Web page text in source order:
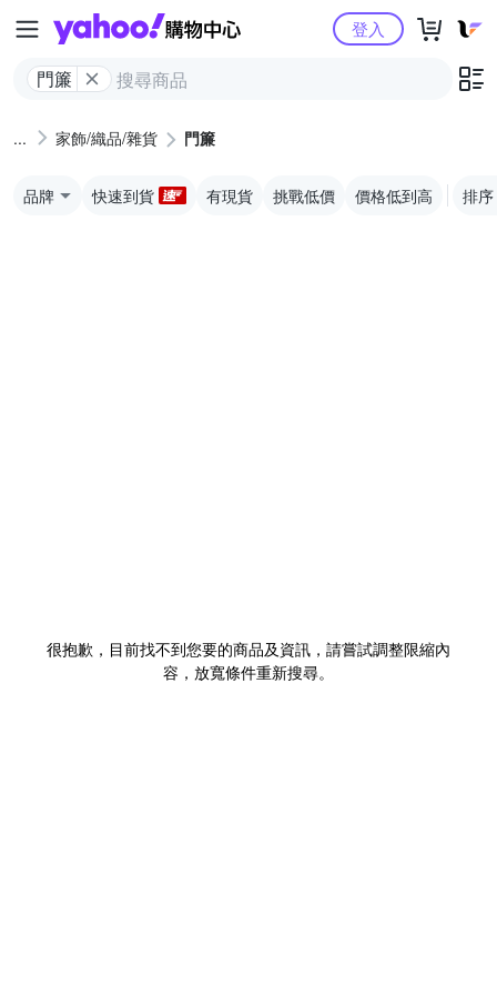
Yahoo購物中心
門簾
登入
家飾/織品/雜貨 門簾
品牌 快速到貨 有現貨 挑戰低價 價格低到高 排序
很抱歉，目前找不到您要的商品及資訊，請嘗試調整限縮內
容，放寬條件重新搜尋。